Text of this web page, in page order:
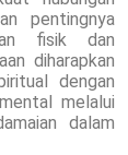
pentingnya
fisik dan
diharapkan
dengan
melalui
dalam